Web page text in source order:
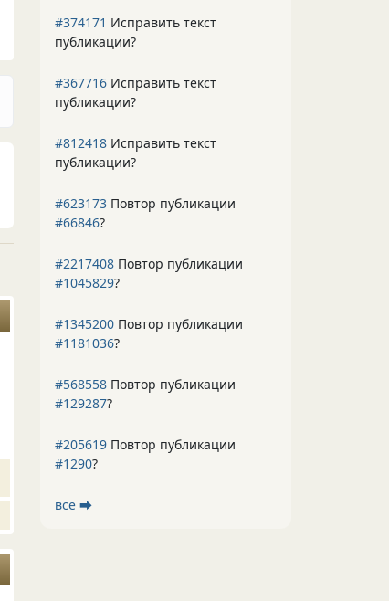
#374171 Исправить текст
публикации?
#367716 Исправить текст
публикации?
#812418 Исправить текст
публикации?
#623173 Повтор публикации
#66846?
#2217408 Повтор публикации
#1045829?
#1345200 Повтор публикации
#1181036?
#568558 Повтор публикации
#129287?
#205619 Повтор публикации
#1290?
все ⮕